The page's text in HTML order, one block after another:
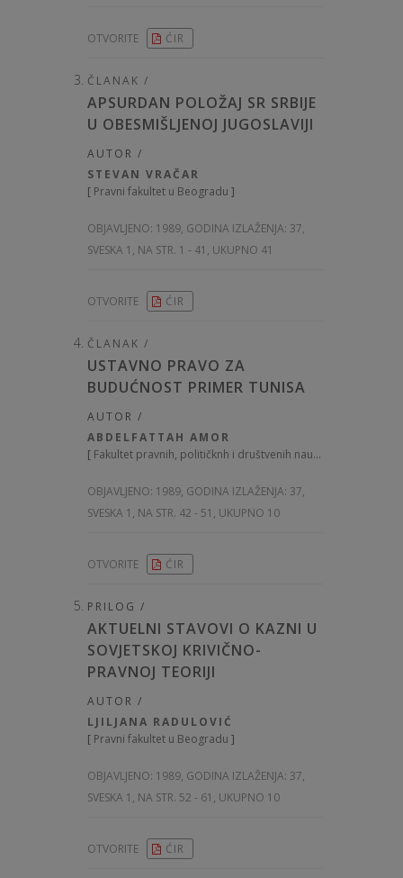
OTVORITE ĆIR
ČLANAK /
APSURDAN POLOŽAJ SR SRBIJE
U OBESMIŠLJENOJ JUGOSLAVIJI
AUTOR /
STEVAN VRAČAR
[ Pravni fakultet u Beogradu ]
OBJAVLJENO: 1989, GODINA IZLAŽENJA: 37,
SVESKA 1, NA STR. 1 - 41, UKUPNO 41
OTVORITE ĆIR
ČLANAK /
USTAVNO PRAVO ZA
BUDUĆNOST PRIMER TUNISA
AUTOR /
ABDELFATTAH AMOR
[ Fakultet pravnih, političknh i društvenih nauka u Tunisu
OBJAVLJENO: 1989, GODINA IZLAŽENJA: 37,
SVESKA 1, NA STR. 42 - 51, UKUPNO 10
OTVORITE ĆIR
PRILOG /
AKTUELNI STAVOVI O KAZNI U
SOVJETSKOJ KRIVIČNO-
PRAVNOJ TEORIJI
AUTOR /
LJILJANA RADULOVIĆ
[ Pravni fakultet u Beogradu ]
OBJAVLJENO: 1989, GODINA IZLAŽENJA: 37,
SVESKA 1, NA STR. 52 - 61, UKUPNO 10
OTVORITE ĆIR